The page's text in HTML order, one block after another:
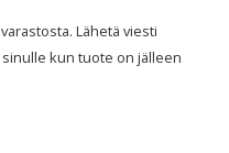
Lähetä viesti
kun tuote on jälleen